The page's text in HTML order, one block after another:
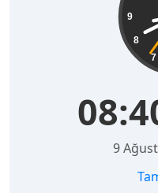
7
8
9
9